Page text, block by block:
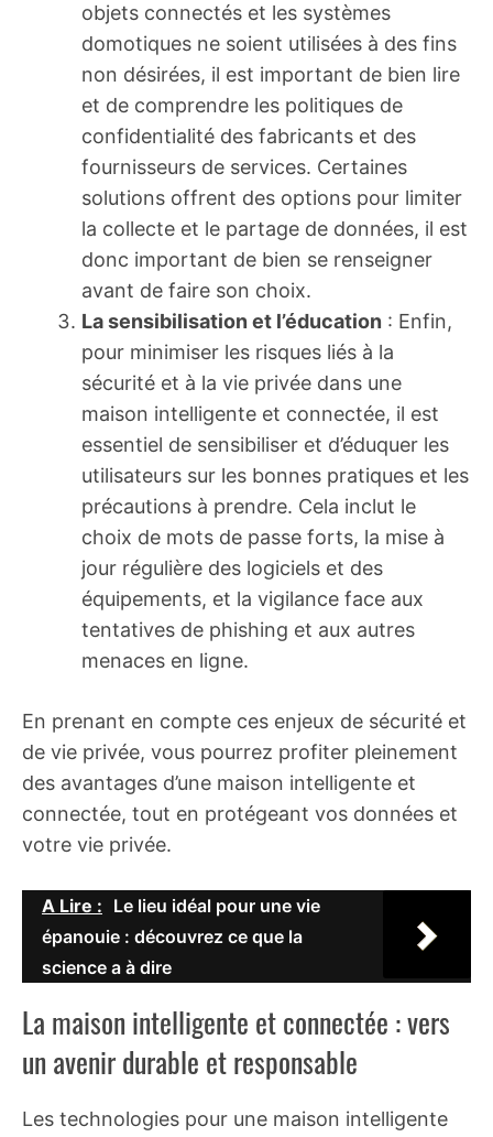
objets connectés et les systèmes
domotiques ne soient utilisées à des fins
non désirées, il est important de bien lire
et de comprendre les politiques de
confidentialité des fabricants et des
fournisseurs de services. Certaines
solutions offrent des options pour limiter
la collecte et le partage de données, il est
donc important de bien se renseigner
avant de faire son choix.
La sensibilisation et l’éducation : Enfin,
pour minimiser les risques liés à la
sécurité et à la vie privée dans une
maison intelligente et connectée, il est
essentiel de sensibiliser et d’éduquer les
utilisateurs sur les bonnes pratiques et les
précautions à prendre. Cela inclut le
choix de mots de passe forts, la mise à
jour régulière des logiciels et des
équipements, et la vigilance face aux
tentatives de phishing et aux autres
menaces en ligne.
En prenant en compte ces enjeux de sécurité et
de vie privée, vous pourrez profiter pleinement
des avantages d’une maison intelligente et
connectée, tout en protégeant vos données et
votre vie privée.
A Lire : Le lieu idéal pour une vie
épanouie : découvrez ce que la
science a à dire
La maison intelligente et connectée : vers
un avenir durable et responsable
Les technologies pour une maison intelligente